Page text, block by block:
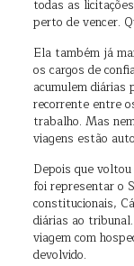
todas as
perto de vencer.
Ela também já
os cargos de
acumulem diárias
recorrente entre
trabalho. Mas
viagens estão
Depois que
foi representar o
constitucionais,
diárias ao
viagem com
devolvido.